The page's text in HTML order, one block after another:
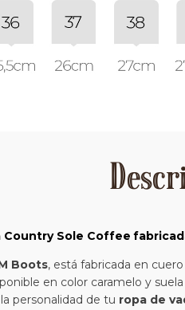
Country Sole Coffee
Boots, está fabricada en
en color caramelo y
personalidad de tu ropa de